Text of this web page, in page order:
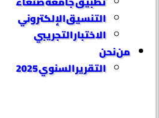
التنسيق الإلكتروني
الاختبار التجريبي
من نحن
التقرير السنوي 2025